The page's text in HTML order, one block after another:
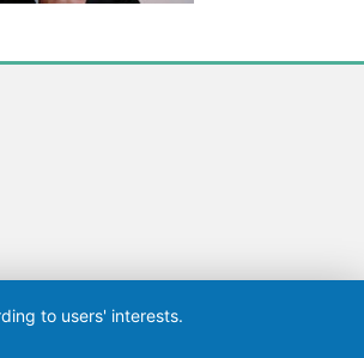
to users' interests.